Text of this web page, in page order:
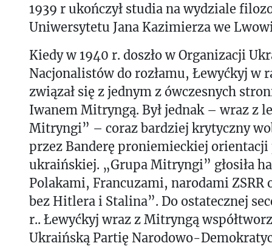
1939 r ukończył studia na wydziale
Uniwersytetu Jana Kazimierza we
Kiedy w 1940 r. doszło w Organizacji
Nacjonalistów do rozłamu, Łewyćkyj w
związał się z jednym z ówczesnych
Iwanem Mitryngą. Był jednak – wraz z
Mitryngi” – coraz bardziej krytyczny
przez Banderę proniemieckiej
ukraińskiej. „Grupa Mitryngi” głosiła
Polakami, Francuzami, narodami ZSRR
bez Hitlera i Stalina”. Do ostatecznej
r.. Łewyćkyj wraz z Mitryngą
Ukraińską Partię Narodowo-